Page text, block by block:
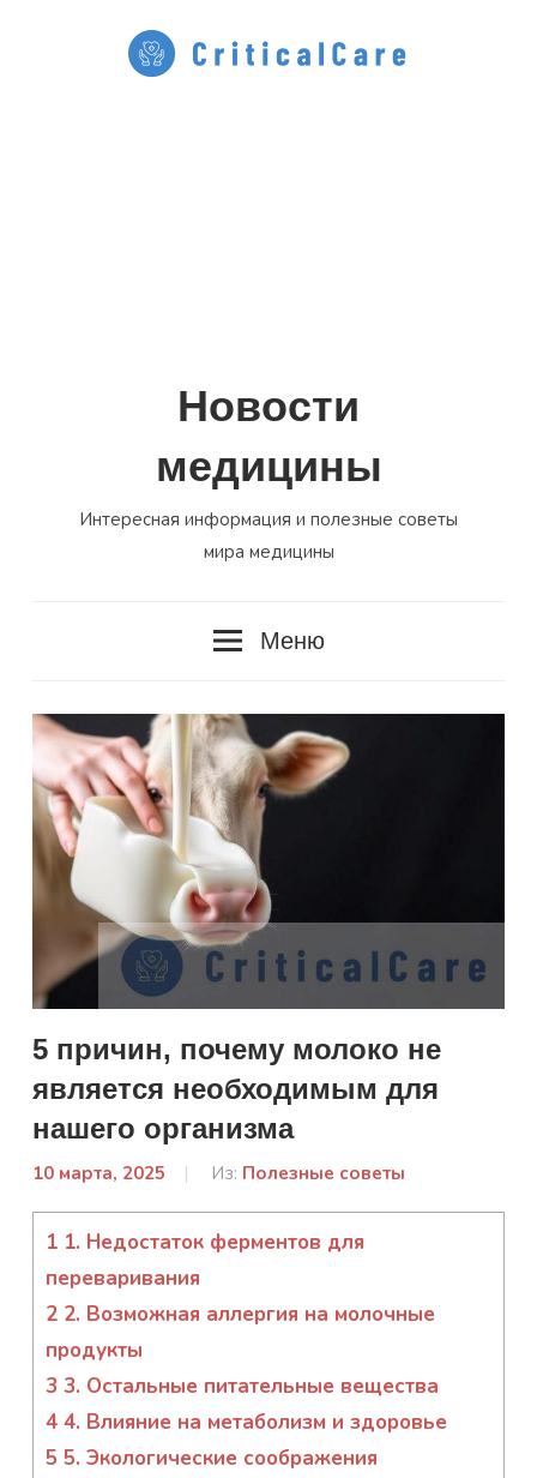
Новости
медицины
Интересная информация и полезные советы
мира медицины
Меню
5 причин, почему молоко не
является необходимым для
нашего организма
10 марта, 2025
От:
Из: Полезные советы
1 1. Недостаток ферментов для
переваривания
2 2. Возможная аллергия на молочные
продукты
3 3. Остальные питательные вещества
4 4. Влияние на метаболизм и здоровье
5 5. Экологические соображения